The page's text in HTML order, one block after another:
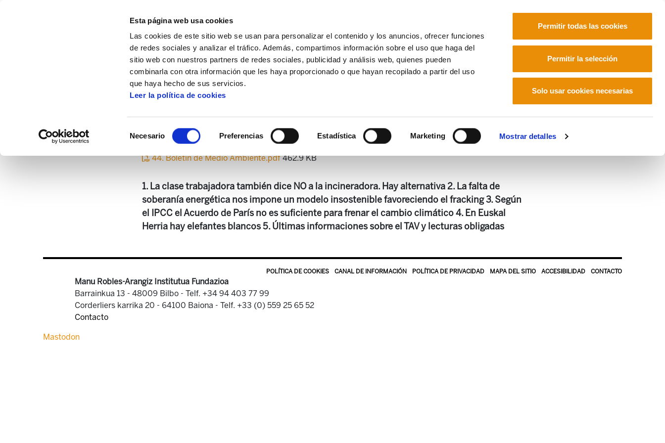
Esta página web usa cookies
Las cookies de este sitio web se usan para personalizar el contenido y los anuncios, ofrecer funciones
de redes sociales y analizar el tráfico. Además, compartimos información sobre el uso que haga del
sitio web con nuestros partners de redes sociales, publicidad y análisis web, quienes pueden
combinarla con otra información que les haya proporcionado o que hayan recopilado a partir del uso
que haya hecho de sus servicios.
Leer la política de cookies
Necesario Preferencias Estadística Marketing Mostrar detalles
Permitir todas las cookies
Permitir la selección
Solo usar cookies necesarias
Centro de documentación Boletín de medio ambiente
44. Boletín de Medio Ambiente.pdf462.9 KB
1. La clase trabajadora también dice NO a la incineradora. Hay alternativa 2. La falta de
soberanía energética nos impone un modelo insostenible favoreciendo el fracking 3. Según
el IPCC el Acuerdo de París no es suficiente para frenar el cambio climático 4. En Euskal
Herria hay elefantes blancos 5. Últimas informaciones sobre el TAV y lecturas obligadas
POLÍTICA DE COOKIES CANAL DE INFORMACIÓN POLÍTICA DE PRIVACIDAD MAPA DEL SITIO ACCESIBILIDAD CONTACTO
Manu Robles-Arangiz Institutua Fundazioa
Barrainkua 13 - 48009 Bilbo - Telf. +34 94 403 77 99
Corderliers karrika 20 - 64100 Baiona - Telf. +33 (0) 559 25 65 52
Contacto
Mastodon